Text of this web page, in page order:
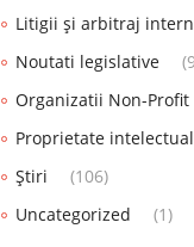
Litigii și arbitraj
Noutati legislative
Organizatii Non-Profit
Proprietate
Știri
(106)
Uncategorized
(1)